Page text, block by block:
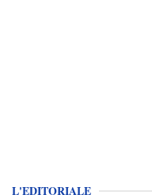
L'EDITORIALE